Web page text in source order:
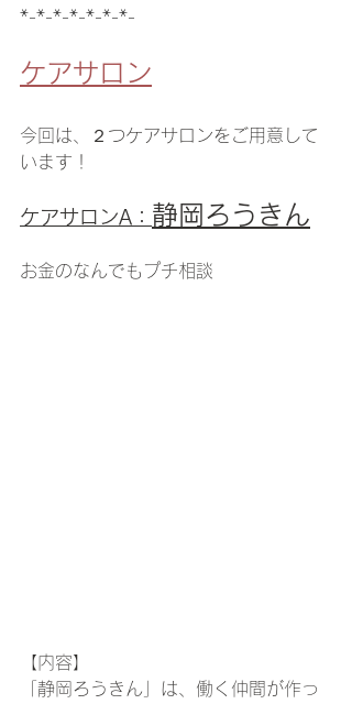
*-*-*-*-*-*-*-
ケアサロン
今回は、２つケアサロンをご用意して
います！
ケアサロンA： 静岡ろうきん
お金のなんでもプチ相談
【内容】
「静岡ろうきん」は、働く仲間が作っ